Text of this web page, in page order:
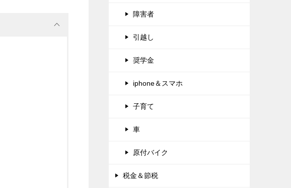
障害者
引越し
奨学金
iphone＆スマホ
子育て
車
原付バイク
税金＆節税